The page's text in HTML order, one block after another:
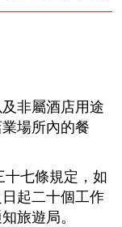
非屬酒店用途
場所內的餐
七條規定，如
起二十個工作
旅遊局。